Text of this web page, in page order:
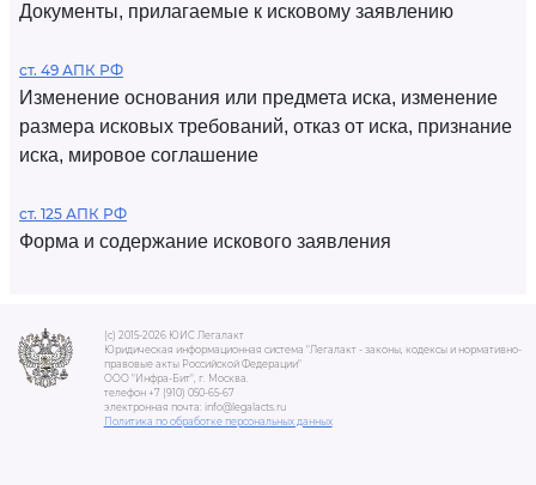
Документы, прилагаемые к исковому заявлению
ст. 49 АПК РФ
Изменение основания или предмета иска, изменение
размера исковых требований, отказ от иска, признание
иска, мировое соглашение
ст. 125 АПК РФ
Форма и содержание искового заявления
(c) 2015-2026 ЮИС Легалакт
Юридическая информационная система "Легалакт - законы, кодексы и нормативно-
правовые акты Российской Федерации"
ООО "Инфра-Бит", г. Москва.
телефон +7 (910) 050-65-67
электронная почта: info@legalacts.ru
Политика по обработке персональных данных